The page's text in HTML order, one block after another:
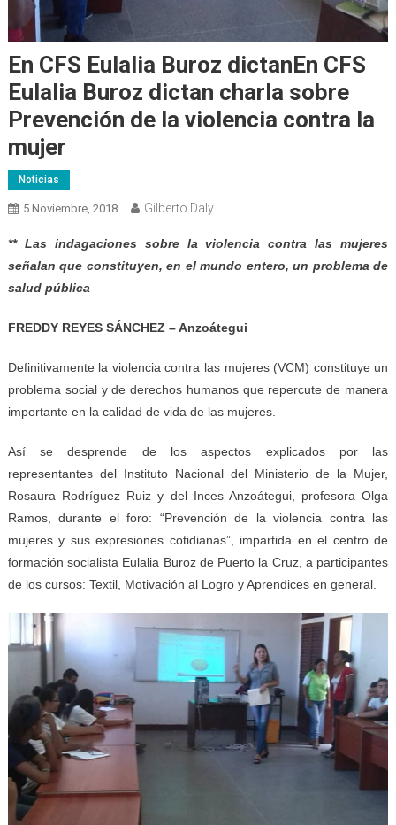
En CFS Eulalia Buroz dictanEn CFS
Eulalia Buroz dictan charla sobre
Prevención de la violencia contra la
mujer
Noticias
5 Noviembre, 2018 Gilberto Daly
** Las indagaciones sobre la violencia contra las mujeres
señalan que constituyen, en el mundo entero, un problema de
salud pública
FREDDY REYES SÁNCHEZ – Anzoátegui
Definitivamente la violencia contra las mujeres (VCM) constituye un
problema social y de derechos humanos que repercute de manera
importante en la calidad de vida de las mujeres.
Así se desprende de los aspectos explicados por las
representantes del Instituto Nacional del Ministerio de la Mujer,
Rosaura Rodríguez Ruiz y del Inces Anzoátegui, profesora Olga
Ramos, durante el foro: “Prevención de la violencia contra las
mujeres y sus expresiones cotidianas”, impartida en el centro de
formación socialista Eulalia Buroz de Puerto la Cruz, a participantes
de los cursos: Textil, Motivación al Logro y Aprendices en general.